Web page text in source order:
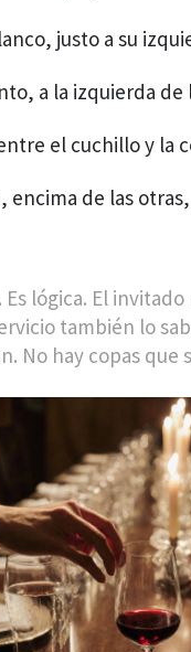
justo a su
a la izquierda de
el cuchillo y la
encima de las
lógica. El
también lo
No hay copas